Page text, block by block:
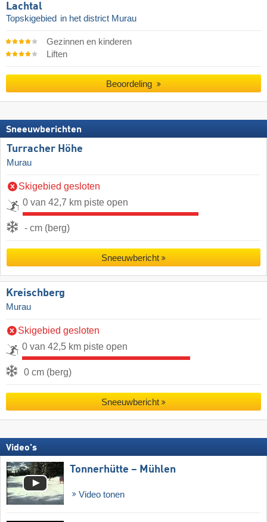
Lachtal
Topskigebied in het district Murau
Gezinnen en kinderen
Liften
Beoordeling
Sneeuwberichten
Turracher Höhe
Murau
Skigebied gesloten
0 van 42,7 km piste open
- cm (berg)
Sneeuwbericht
Kreischberg
Murau
Skigebied gesloten
0 van 42,5 km piste open
0 cm (berg)
Sneeuwbericht
Video's
Tonnerhütte – Mühlen
Video tonen